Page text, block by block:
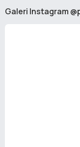
Galeri Instagram